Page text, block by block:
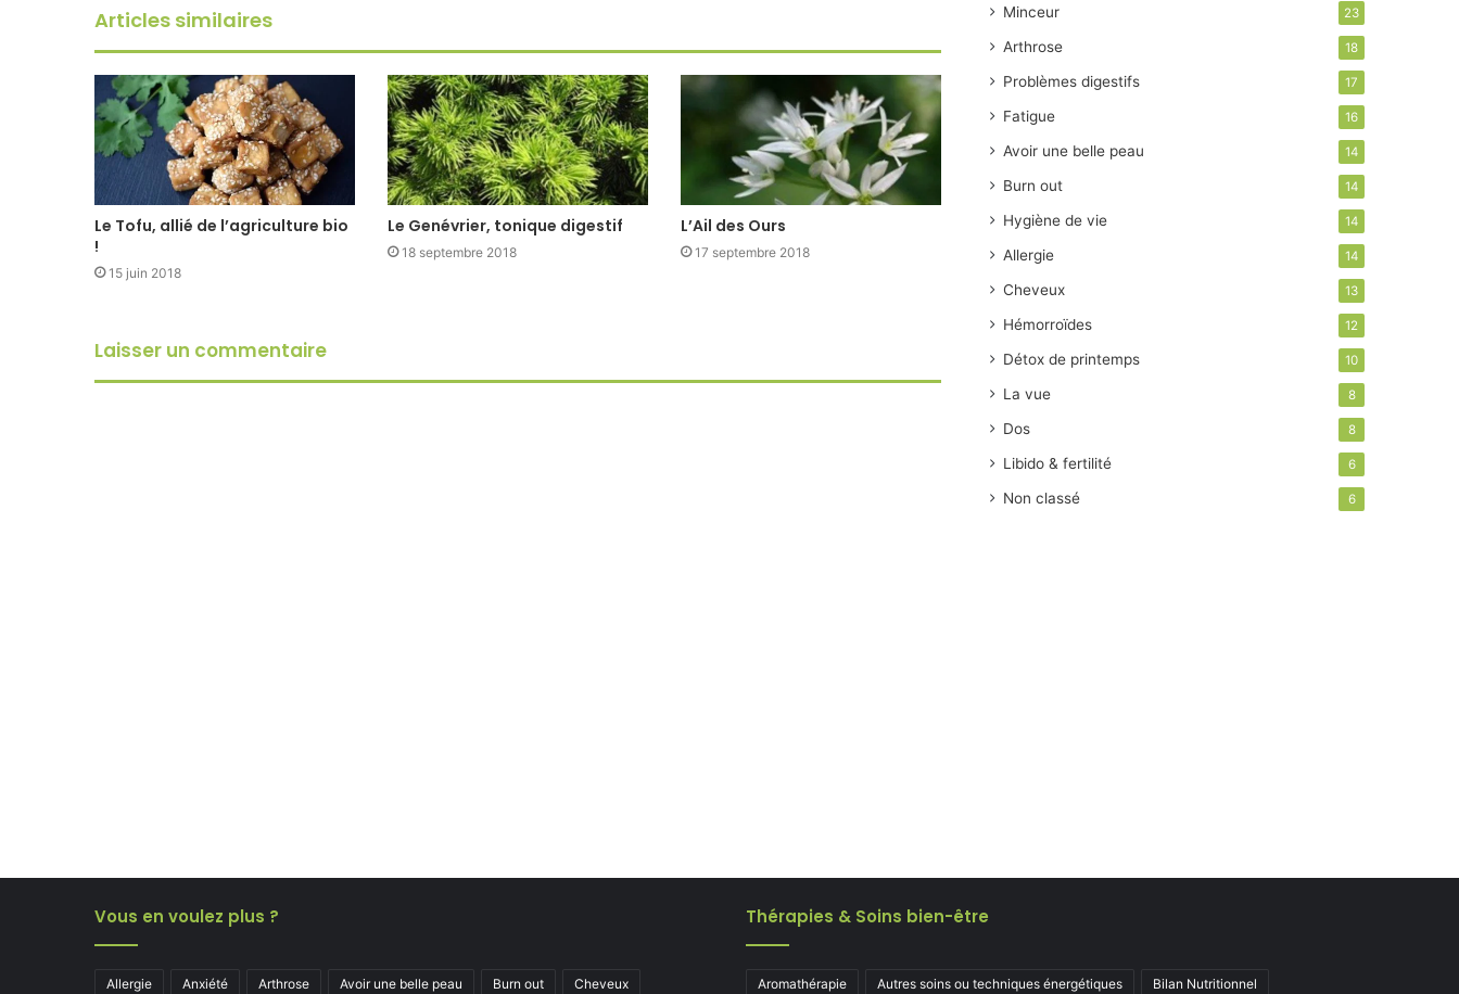
Articles similaires
Le Tofu, allié de l’agriculture bio
!
15 juin 2018
Le Genévrier, tonique digestif
18 septembre 2018
L’Ail des Ours
17 septembre 2018
Laisser un commentaire
Minceur 23
Arthrose 18
Problèmes digestifs 17
Fatigue 16
Avoir une belle peau 14
Burn out 14
Hygiène de vie 14
Allergie 14
Cheveux 13
Hémorroïdes 12
Détox de printemps 10
La vue 8
Dos 8
Libido & fertilité 6
Non classé 6
Vous en voulez plus ?
Allergie Anxiété Arthrose Avoir une belle peau Burn out Cheveux
Thérapies & Soins bien-être
Aromathérapie Autres soins ou techniques énergétiques Bilan Nutritionnel